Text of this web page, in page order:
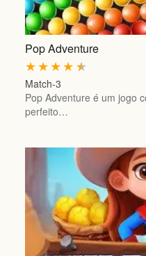
Pop Adventure
★
★
★
★
★
Match-3
Pop Adventure é um jogo
perfeito…